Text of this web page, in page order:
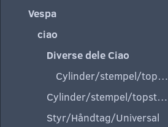
Vespa
ciao
Diverse dele Ciao
Cylinder/stempel/topstykke
Cylinder/stempel/topstykke
Styr/Håndtag/Universal